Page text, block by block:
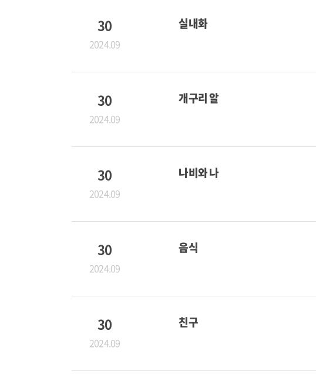
30
2024.09
실내화
30
2024.09
개구리 알
30
2024.09
나비와 나
30
2024.09
음식
30
2024.09
친구